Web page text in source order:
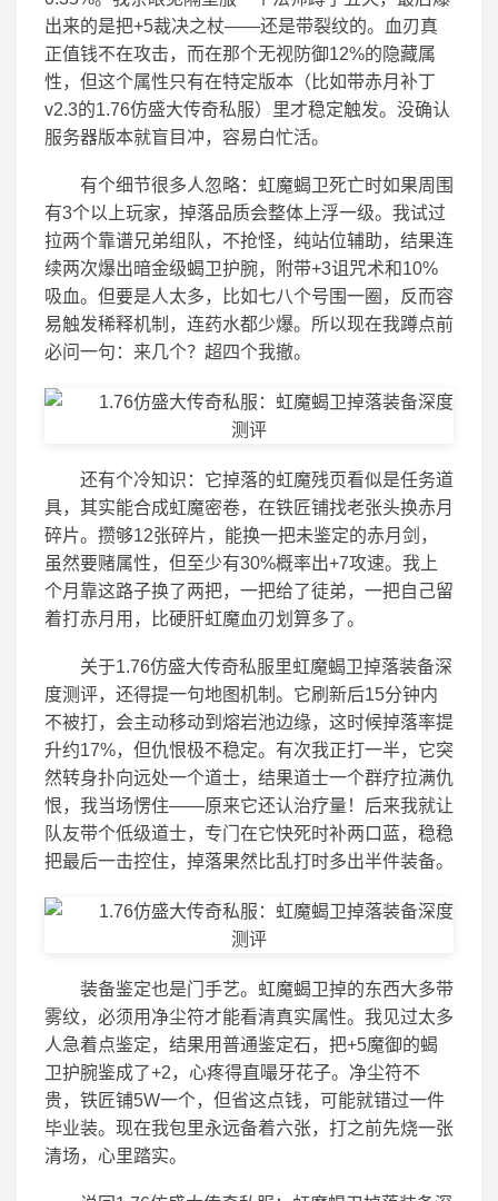
出来的是把+5裁决之杖——还是带裂纹的。血刃真
正值钱不在攻击，而在那个无视防御12%的隐藏属
性，但这个属性只有在特定版本（比如带赤月补丁
v2.3的1.76仿盛大传奇私服）里才稳定触发。没确认
服务器版本就盲目冲，容易白忙活。
有个细节很多人忽略：虹魔蝎卫死亡时如果周围
有3个以上玩家，掉落品质会整体上浮一级。我试过
拉两个靠谱兄弟组队，不抢怪，纯站位辅助，结果连
续两次爆出暗金级蝎卫护腕，附带+3诅咒术和10%
吸血。但要是人太多，比如七八个号围一圈，反而容
易触发稀释机制，连药水都少爆。所以现在我蹲点前
必问一句：来几个？超四个我撤。
还有个冷知识：它掉落的虹魔残页看似是任务道
具，其实能合成虹魔密卷，在铁匠铺找老张头换赤月
碎片。攒够12张碎片，能换一把未鉴定的赤月剑，
虽然要赌属性，但至少有30%概率出+7攻速。我上
个月靠这路子换了两把，一把给了徒弟，一把自己留
着打赤月用，比硬肝虹魔血刃划算多了。
关于1.76仿盛大传奇私服里虹魔蝎卫掉落装备深
度测评，还得提一句地图机制。它刷新后15分钟内
不被打，会主动移动到熔岩池边缘，这时候掉落率提
升约17%，但仇恨极不稳定。有次我正打一半，它突
然转身扑向远处一个道士，结果道士一个群疗拉满仇
恨，我当场愣住——原来它还认治疗量！后来我就让
队友带个低级道士，专门在它快死时补两口蓝，稳稳
把最后一击控住，掉落果然比乱打时多出半件装备。
装备鉴定也是门手艺。虹魔蝎卫掉的东西大多带
雾纹，必须用净尘符才能看清真实属性。我见过太多
人急着点鉴定，结果用普通鉴定石，把+5魔御的蝎
卫护腕鉴成了+2，心疼得直嘬牙花子。净尘符不
贵，铁匠铺5W一个，但省这点钱，可能就错过一件
毕业装。现在我包里永远备着六张，打之前先烧一张
清场，心里踏实。